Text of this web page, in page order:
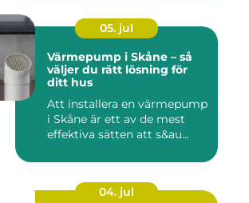
05. jul
Värmepump i Skåne – så
väljer du rätt lösning för
ditt hus
Att installera en värmepump
i Skåne är ett av de mest
effektiva sätten att s&au...
04. jul